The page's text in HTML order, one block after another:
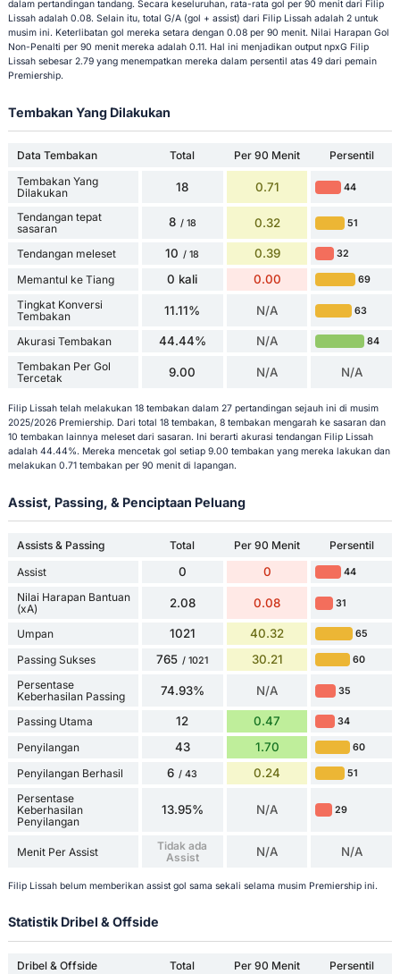
dalam pertandingan tandang. Secara keseluruhan, rata-rata gol per 90 menit dari Filip
Lissah adalah 0.08. Selain itu, total G/A (gol + assist) dari Filip Lissah adalah 2 untuk
musim ini. Keterlibatan gol mereka setara dengan 0.08 per 90 menit. Nilai Harapan Gol
Non-Penalti per 90 menit mereka adalah 0.11. Hal ini menjadikan output npxG Filip
Lissah sebesar 2.79 yang menempatkan mereka dalam persentil atas 49 dari pemain
Premiership.
Tembakan Yang Dilakukan
Data Tembakan Total Per 90 Menit
Persentil
Tembakan Yang
Dilakukan
18 0.71 44
Tendangan tepat
sasaran
8 / 18 0.32 51
Tendangan meleset 10 / 18 0.39 32
Memantul ke Tiang 0 kali 0.00 69
Tingkat Konversi
Tembakan
11.11% N/A 63
Akurasi Tembakan 44.44% N/A 84
Tembakan Per Gol
Tercetak
9.00 N/A N/A
Filip Lissah telah melakukan 18 tembakan dalam 27 pertandingan sejauh ini di musim
2025/2026 Premiership. Dari total 18 tembakan, 8 tembakan mengarah ke sasaran dan
10 tembakan lainnya meleset dari sasaran. Ini berarti akurasi tendangan Filip Lissah
adalah 44.44%. Mereka mencetak gol setiap 9.00 tembakan yang mereka lakukan dan
melakukan 0.71 tembakan per 90 menit di lapangan.
Assist, Passing, & Penciptaan Peluang
Assists & Passing Total Per 90 Menit
Persentil
Assist
0 0 44
Nilai Harapan Bantuan
(xA)
2.08 0.08 31
Umpan 1021 40.32 65
Passing Sukses 765 / 1021 30.21 60
Persentase
Keberhasilan Passing
74.93% N/A 35
Passing Utama 12 0.47 34
Penyilangan 43 1.70 60
Penyilangan Berhasil 6 / 43 0.24 51
Persentase
Keberhasilan
Penyilangan
13.95% N/A 29
Menit Per Assist
Tidak ada
Assist
N/A N/A
Filip Lissah belum memberikan assist gol sama sekali selama musim Premiership ini.
Statistik Dribel & Offside
Dribel & Offside Total Per 90 Menit
Persentil